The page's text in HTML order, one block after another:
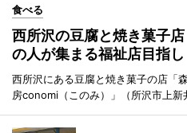
食べる
西所沢の豆腐と焼き菓子
の人が集まる福祉店目指し
西所沢にある豆腐と焼き菓子の店「
房conomi（このみ）」（所沢市上新